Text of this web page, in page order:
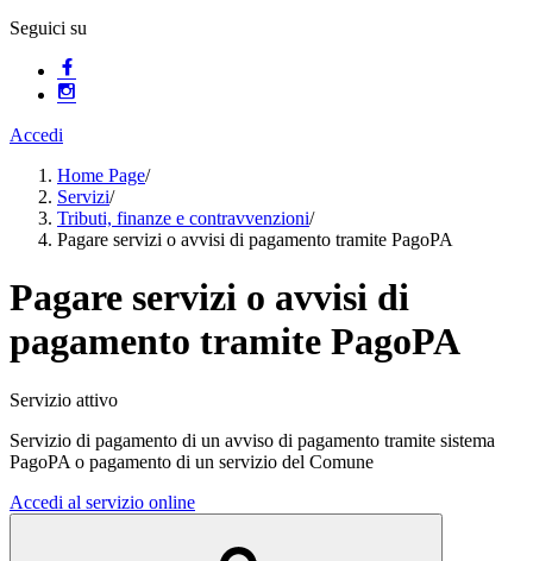
Seguici su
Accedi
Home Page/
Servizi/
Tributi, finanze e contravvenzioni/
Pagare servizi o avvisi di pagamento tramite PagoPA
Pagare servizi o avvisi di
pagamento tramite PagoPA
Servizio attivo
Servizio di pagamento di un avviso di pagamento tramite sistema
PagoPA o pagamento di un servizio del Comune
Accedi al servizio online